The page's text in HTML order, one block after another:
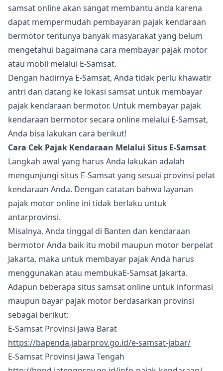
samsat online akan sangat membantu anda karena
dapat mempermudah pembayaran pajak kendaraan
bermotor tentunya banyak masyarakat yang belum
mengetahui bagaimana cara membayar pajak motor
atau mobil melalui E-Samsat.
Dengan hadirnya E-Samsat, Anda tidak perlu khawatir
antri dan datang ke lokasi samsat untuk membayar
pajak kendaraan bermotor. Untuk membayar pajak
kendaraan bermotor secara online melalui E-Samsat,
Anda bisa lakukan cara berikut!
Cara Cek Pajak Kendaraan Melalui Situs E-Samsat
Langkah awal yang harus Anda lakukan adalah
mengunjungi situs E-Samsat yang sesuai provinsi pelat
kendaraan Anda. Dengan catatan bahwa layanan
pajak motor online ini tidak berlaku untuk
antarprovinsi.
Misalnya, Anda tinggal di Banten dan kendaraan
bermotor Anda baik itu mobil maupun motor berpelat
Jakarta, maka untuk membayar pajak Anda harus
menggunakan atau membukaE-Samsat Jakarta.
Adapun beberapa situs samsat online untuk informasi
maupun bayar pajak motor berdasarkan provinsi
sebagai berikut:
E-Samsat Provinsi Jawa Barat
https://bapenda.jabarprov.go.id/e-samsat-jabar/
E-Samsat Provinsi Jawa Tengah